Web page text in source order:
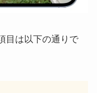
目は以下の通りで